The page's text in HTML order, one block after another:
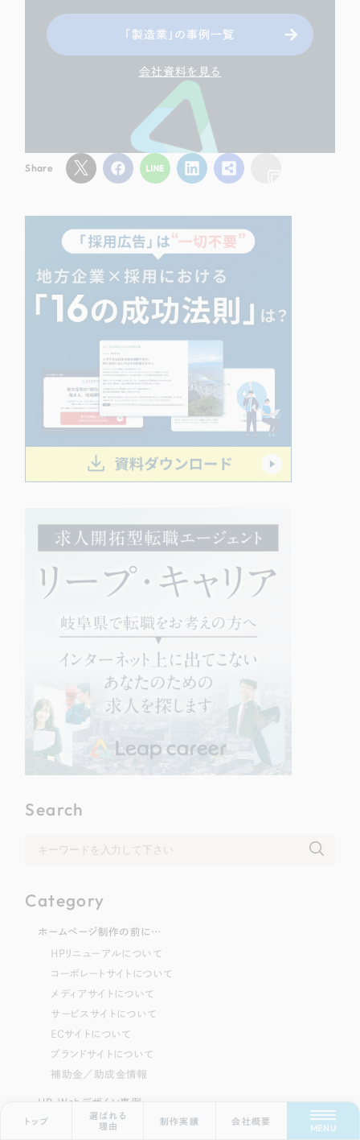
トップ
選ばれる
理由
制作実績 会社概要
MENU
Search
Category
ホームページ制作の前に…
HPリニューアルについて
コーポレートサイトについて
メディアサイトについて
サービスサイトについて
ECサイトについて
ブランドサイトについて
補助金／助成金情報
HP・Webデザイン事例
【業種別】デザイン事例
「製造業」の事例一覧
会社資料を見る
Share